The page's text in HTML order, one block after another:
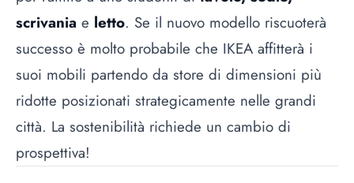
scrivania e letto. Se il nuovo modello riscuoterà
successo è molto probabile che IKEA affitterà i
suoi mobili partendo da store di dimensioni più
ridotte posizionati strategicamente nelle grandi
città. La sostenibilità richiede un cambio di
prospettiva!